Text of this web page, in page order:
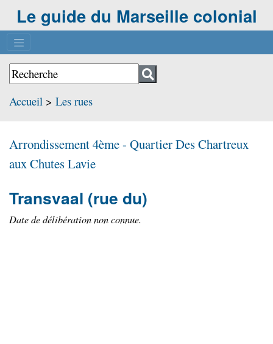
Le guide du Marseille colonial
Accueil > Les rues
Arrondissement 4ème - QuartierDes Chartreux
aux Chutes Lavie
Transvaal (rue du)
Date de délibération non connue.